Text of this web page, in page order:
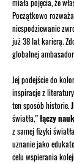
miała pojęcia, że
Początkowo
niespodziewanie
już 38 lat karierą.
globalnej
Jej podejście do
inspiracje z
ten sposób historie.
światła,”łączy
z samej fizyki
uznanie jako
celu wspierania